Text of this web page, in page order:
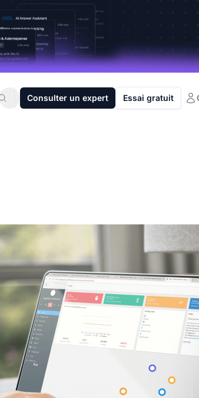
Consulter un expert Essai gratuit